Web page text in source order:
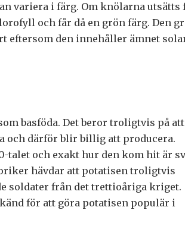
variera i färg. Om knölarna utsätts
och får då en grön färg. Den
eftersom den innehåller ämnet
basföda. Det beror troligtvis på att
och därför blir billig att producera.
talet och exakt hur den kom hit är
hävdar att potatisen troligtvis
soldater från det trettioåriga kriget.
för att göra potatisen populär i